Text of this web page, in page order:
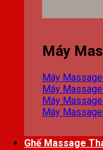
Máy
Máy
Máy
Máy
Máy
Ghế Massage